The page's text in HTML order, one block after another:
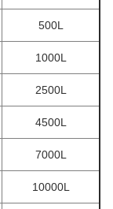
500L
1000L
2500L
4500L
7000L
10000L